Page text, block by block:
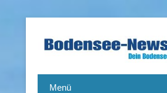
Bodensee-News.de
Menü